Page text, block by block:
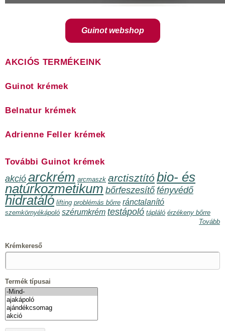
Guinot webshop
AKCIÓS TERMÉKEINK
Guinot krémek
Belnatur krémek
Adrienne Feller krémek
További Guinot krémek
akció arckrém arcmaszk arctisztító bio- és
natúrkozmetikum bőrfeszesítő fényvédő
hidratáló lifting problémás bőrre ránctalanító
szemkörnyékápoló szérumkrém testápoló tápláló érzékeny bőrre
Tovább
Krémkereső
Termék típusai